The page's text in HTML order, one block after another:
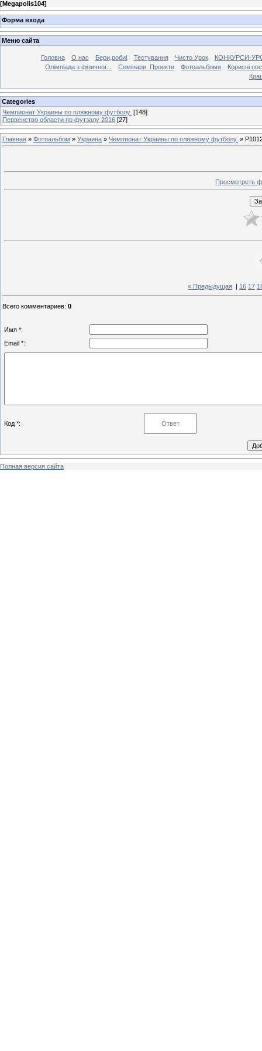
[Megapolis104]
Форма входа
Меню сайта
Головна О нас Бери,роби! Тестування Чисто Урок
КОНКУРСИ-
Олімпіада з фізичної...
Семінари. Проекти Фотоальбоми
Корисні
Categories
Чемпионат Украины по пляжному футболу. [148]
Первенство области по футзалу 2016 [27]
Главная » Фотоальбом » Украина » Чемпионат Украины по пляжному футболу. »
Просмотреть
« Предыдущая 16 17
Всего комментариев: 0
Имя *:
Email *:
Код *:
Полная версия сайта